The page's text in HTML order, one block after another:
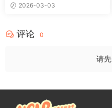
2026-03-03
评论 0
请先